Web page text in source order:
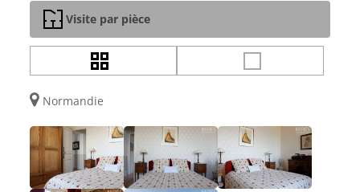
Visite par pièce
Normandie